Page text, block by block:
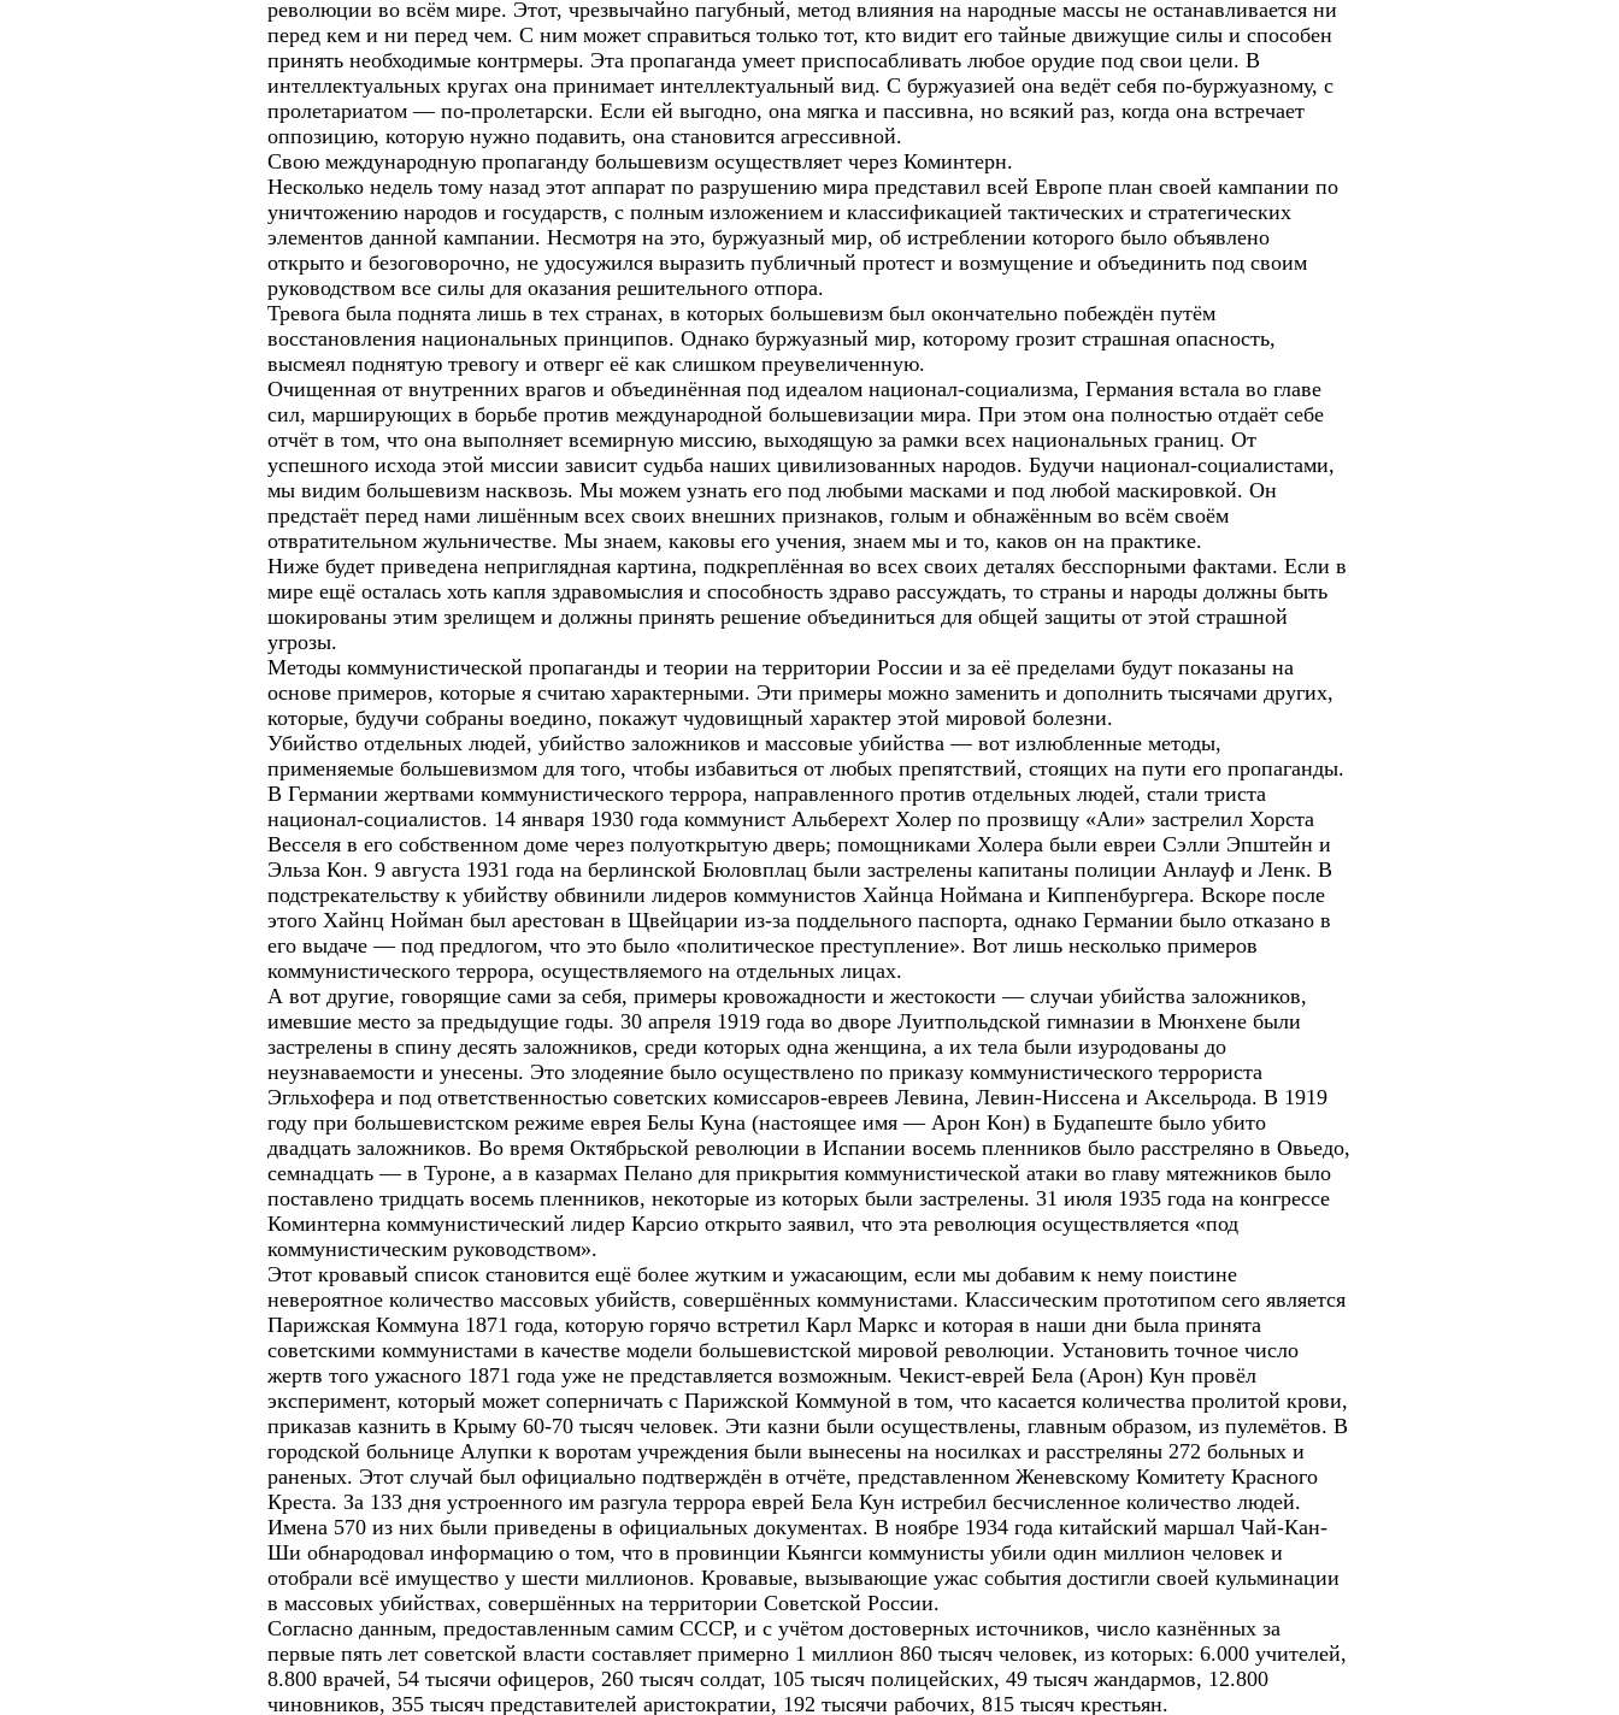
революции во всём мире. Этот, чрезвычайно пагубный, метод влияния на народные массы не останавливается ни
перед кем и ни перед чем. С ним может справиться только тот, кто видит его тайные движущие силы и способен
принять необходимые контрмеры. Эта пропаганда умеет приспосабливать любое орудие под свои цели. В
интеллектуальных кругах она принимает интеллектуальный вид. С буржуазией она ведёт себя по-буржуазному, с
пролетариатом — по-пролетарски. Если ей выгодно, она мягка и пассивна, но всякий раз, когда она встречает
оппозицию, которую нужно подавить, она становится агрессивной.
Свою международную пропаганду большевизм осуществляет через Коминтерн.
Несколько недель тому назад этот аппарат по разрушению мира представил всей Европе план своей кампании по
уничтожению народов и государств, с полным изложением и классификацией тактических и стратегических
элементов данной кампании. Несмотря на это, буржуазный мир, об истреблении которого было объявлено
открыто и безоговорочно, не удосужился выразить публичный протест и возмущение и объединить под своим
руководством все силы для оказания решительного отпора.
Тревога была поднята лишь в тех странах, в которых большевизм был окончательно побеждён путём
восстановления национальных принципов. Однако буржуазный мир, которому грозит страшная опасность,
высмеял поднятую тревогу и отверг её как слишком преувеличенную.
Очищенная от внутренних врагов и объединённая под идеалом национал-социализма, Германия встала во главе
сил, марширующих в борьбе против международной большевизации мира. При этом она полностью отдаёт себе
отчёт в том, что она выполняет всемирную миссию, выходящую за рамки всех национальных границ. От
успешного исхода этой миссии зависит судьба наших цивилизованных народов. Будучи национал-социалистами,
мы видим большевизм насквозь. Мы можем узнать его под любыми масками и под любой маскировкой. Он
предстаёт перед нами лишённым всех своих внешних признаков, голым и обнажённым во всём своём
отвратительном жульничестве. Мы знаем, каковы его учения, знаем мы и то, каков он на практике.
Ниже будет приведена неприглядная картина, подкреплённая во всех своих деталях бесспорными фактами. Если в
мире ещё осталась хоть капля здравомыслия и способность здраво рассуждать, то страны и народы должны быть
шокированы этим зрелищем и должны принять решение объединиться для общей защиты от этой страшной
угрозы.
Методы коммунистической пропаганды и теории на территории России и за её пределами будут показаны на
основе примеров, которые я считаю характерными. Эти примеры можно заменить и дополнить тысячами других,
которые, будучи собраны воедино, покажут чудовищный характер этой мировой болезни.
Убийство отдельных людей, убийство заложников и массовые убийства — вот излюбленные методы,
применяемые большевизмом для того, чтобы избавиться от любых препятствий, стоящих на пути его пропаганды.
В Германии жертвами коммунистического террора, направленного против отдельных людей, стали триста
национал-социалистов. 14 января 1930 года коммунист Альберехт Холер по прозвищу «Али» застрелил Хорста
Весселя в его собственном доме через полуоткрытую дверь; помощниками Холера были евреи Сэлли Эпштейн и
Эльза Кон. 9 августа 1931 года на берлинской Бюловплац были застрелены капитаны полиции Анлауф и Ленк. В
подстрекательству к убийству обвинили лидеров коммунистов Хайнца Ноймана и Киппенбургера. Вскоре после
этого Хайнц Нойман был арестован в Щвейцарии из-за поддельного паспорта, однако Германии было отказано в
его выдаче — под предлогом, что это было «политическое преступление». Вот лишь несколько примеров
коммунистического террора, осуществляемого на отдельных лицах.
А вот другие, говорящие сами за себя, примеры кровожадности и жестокости — случаи убийства заложников,
имевшие место за предыдущие годы. 30 апреля 1919 года во дворе Луитпольдской гимназии в Мюнхене были
застрелены в спину десять заложников, среди которых одна женщина, а их тела были изуродованы до
неузнаваемости и унесены. Это злодеяние было осуществлено по приказу коммунистического террориста
Эгльхофера и под ответственностью советских комиссаров-евреев Левина, Левин-Ниссена и Аксельрода. В 1919
году при большевистском режиме еврея Белы Куна (настоящее имя — Арон Кон) в Будапеште было убито
двадцать заложников. Во время Октябрьской революции в Испании восемь пленников было расстреляно в Овьедо,
семнадцать — в Туроне, а в казармах Пелано для прикрытия коммунистической атаки во главу мятежников было
поставлено тридцать восемь пленников, некоторые из которых были застрелены. 31 июля 1935 года на конгрессе
Коминтерна коммунистический лидер Карсио открыто заявил, что эта революция осуществляется «под
коммунистическим руководством».
Этот кровавый список становится ещё более жутким и ужасающим, если мы добавим к нему поистине
невероятное количество массовых убийств, совершённых коммунистами. Классическим прототипом сего является
Парижская Коммуна 1871 года, которую горячо встретил Карл Маркс и которая в наши дни была принята
советскими коммунистами в качестве модели большевистской мировой революции. Установить точное число
жертв того ужасного 1871 года уже не представляется возможным. Чекист-еврей Бела (Арон) Кун провёл
эксперимент, который может соперничать с Парижской Коммуной в том, что касается количества пролитой крови,
приказав казнить в Крыму 60-70 тысяч человек. Эти казни были осуществлены, главным образом, из пулемётов. В
городской больнице Алупки к воротам учреждения были вынесены на носилках и расстреляны 272 больных и
раненых. Этот случай был официально подтверждён в отчёте, представленном Женевскому Комитету Красного
Креста. За 133 дня устроенного им разгула террора еврей Бела Кун истребил бесчисленное количество людей.
Имена 570 из них были приведены в официальных документах. В ноябре 1934 года китайский маршал Чай-Кан-
Ши обнародовал информацию о том, что в провинции Кьянгси коммунисты убили один миллион человек и
отобрали всё имущество у шести миллионов. Кровавые, вызывающие ужас события достигли своей кульминации
в массовых убийствах, совершённых на территории Советской России.
Согласно данным, предоставленным самим СССР, и с учётом достоверных источников, число казнённых за
первые пять лет советской власти составляет примерно 1 миллион 860 тысяч человек, из которых: 6.000 учителей,
8.800 врачей, 54 тысячи офицеров, 260 тысяч солдат, 105 тысяч полицейских, 49 тысяч жандармов, 12.800
чиновников, 355 тысяч представителей аристократии, 192 тысячи рабочих, 815 тысяч крестьян.